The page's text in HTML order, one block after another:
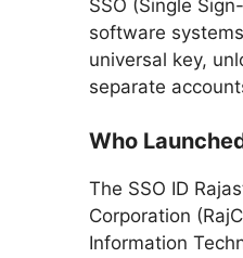
SSO (Single
software
universal key,
separate
Who
The SSO ID
Corporation
Information